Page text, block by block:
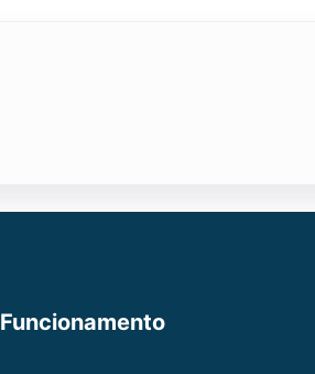
Funcionamento